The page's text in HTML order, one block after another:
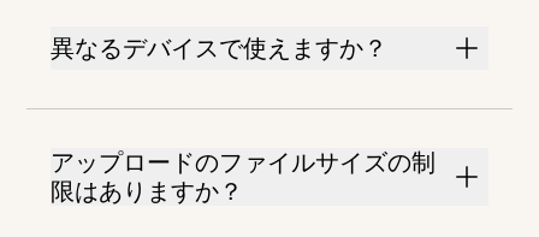
異なるデバイスで使えますか？
アップロードのファイルサイズの制
限はありますか？